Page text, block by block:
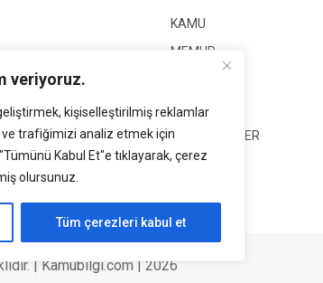
veriyoruz.
kişiselleştirilmiş reklamlar
trafiğimizi analiz etmek için
Kabul Et"e tıklayarak, çerez
olursunuz.
Tüm çerezleri kabul et
KAMU
MEMUR
EĞİTİM
GÜNCEL HABER
SİYASET
| Kamubilgi.com | 2026